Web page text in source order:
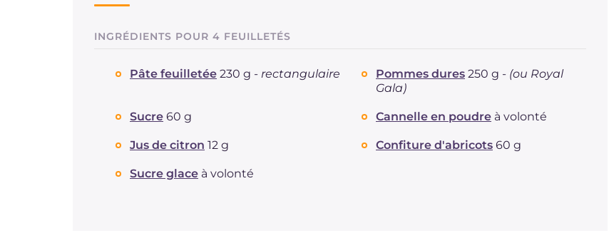
INGRÉDIENTS POUR 4 FEUILLETÉS
Pâte feuilletée 230 g - rectangulaire Pommes dures 250 g - (ou Royal
Gala)
Sucre 60 g Cannelle en poudre à volonté
Jus de citron 12 g Confiture d'abricots 60 g
Sucre glace à volonté